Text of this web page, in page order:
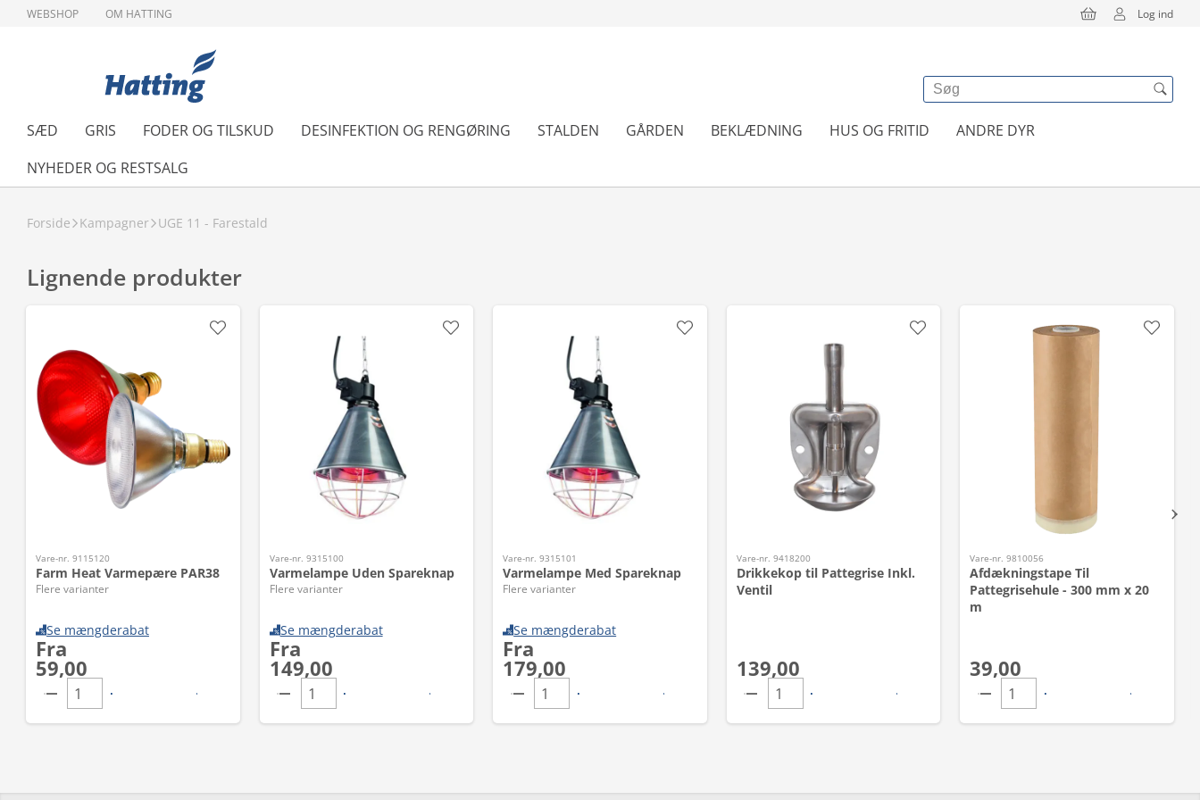
WEBSHOP OM HATTING Log ind
SÆD GRIS FODER OG TILSKUD DESINFEKTION OG RENGØRING STALDEN GÅRDEN BEKLÆDNING HUS OG FRITID
ANDRE DYR
NYHEDER OG RESTSALG
Forside Kampagner UGE 11 - Farestald
Lignende produkter
Vare-nr. 9115120
Farm Heat Varmepære PAR38
Flere varianter
Se mængderabat
Fra
59,00
Vare-nr. 9315100
Varmelampe Uden Spareknap
Flere varianter
Se mængderabat
Fra
149,00
Vare-nr. 9315101
Varmelampe Med Spareknap
Flere varianter
Se mængderabat
Fra
179,00
Vare-nr. 9418200
Drikkekop til Pattegrise Inkl.
Ventil
139,00
Vare-nr. 9810056
Afdækningstape Til
Pattegrisehule - 300 mm x 20
m
39,00